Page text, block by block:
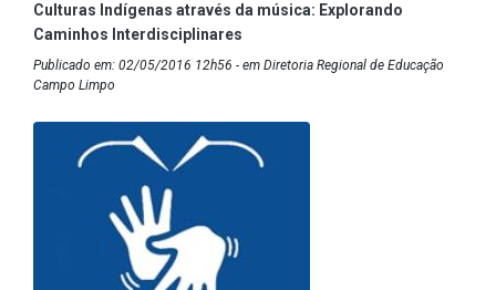
Culturas Indígenas através da música: Explorando
Caminhos Interdisciplinares
Publicado em: 02/05/2016 12h56 - em Diretoria Regional de Educação
Campo Limpo